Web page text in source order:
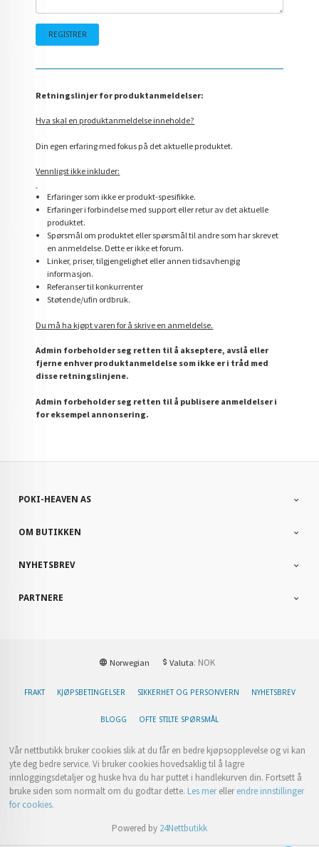
Retningslinjer for produktanmeldelser:
Hva skal en produktanmeldelse inneholde?
Din egen erfaring med fokus på det aktuelle produktet.
Vennligst ikke inkluder:
Erfaringer som ikke er produkt-spesifikke.
Erfaringer i forbindelse med support eller retur av det aktuelle
produktet.
Spørsmål om produktet eller spørsmål til andre som har skrevet
en anmeldelse. Dette er ikke et forum.
Linker, priser, tilgjengelighet eller annen tidsavhengig
informasjon.
Referanser til konkurrenter
Støtende/ufin ordbruk.
Du må ha kjøpt varen for å skrive en anmeldelse.
Admin forbeholder seg retten til å akseptere, avslå eller
fjerne enhver produktanmeldelse som ikke er i tråd med
disse retningslinjene.
Admin forbeholder seg retten til å publisere anmeldelser i
for eksempel annonsering.
POKI-HEAVEN AS
OM BUTIKKEN
NYHETSBREV
PARTNERE
Norwegian Valuta: NOK
FRAKT KJØPSBETINGELSER SIKKERHET OG PERSONVERN NYHETSBREV
BLOGG OFTE STILTE SPØRSMÅL
Vår nettbutikk bruker cookies slik at du får en bedre kjøpsopplevelse og vi kan
yte deg bedre service. Vi bruker cookies hovedsaklig til å lagre
innloggingsdetaljer og huske hva du har puttet i handlekurven din. Fortsett å
bruke siden som normalt om du godtar dette. Les merellerendre innstillinger
for cookies.
Powered by 24Nettbutikk